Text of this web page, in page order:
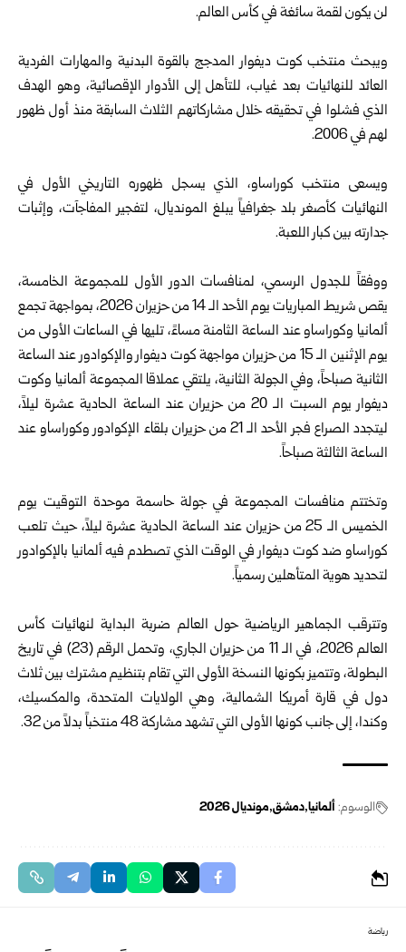
لن يكون لقمة سائغة في كأس العالم.
ويبحث منتخب كوت ديفوار المدجج بالقوة البدنية والمهارات الفردية
العائد للنهائيات بعد غياب، للتأهل إلى الأدوار الإقصائية، وهو الهدف
الذي فشلوا في تحقيقه خلال مشاركاتهم الثلاث السابقة منذ أول ظهور
لهم في 2006.
ويسعى منتخب كوراساو، الذي يسجل ظهوره التاريخي الأول في
النهائيات كأصغر بلد جغرافياً يبلغ المونديال، لتفجير المفاجآت، وإثبات
جدارته بين كبار اللعبة.
ووفقاً للجدول الرسمي، لمنافسات الدور الأول للمجموعة الخامسة،
يقص شريط المباريات يوم الأحد الـ 14 من حزيران 2026، بمواجهة تجمع
ألمانيا وكوراساو عند الساعة الثامنة مساءً، تليها في الساعات الأولى من
يوم الإثنين الـ 15 من حزيران مواجهة كوت ديفوار والإكوادور عند الساعة
الثانية صباحاً، وفي الجولة الثانية، يلتقي عملاقا المجموعة ألمانيا وكوت
ديفوار يوم السبت الـ 20 من حزيران عند الساعة الحادية عشرة ليلاً،
ليتجدد الصراع فجر الأحد الـ 21 من حزيران بلقاء الإكوادور وكوراساو عند
الساعة الثالثة صباحاً.
وتختتم منافسات المجموعة في جولة حاسمة موحدة التوقيت يوم
الخميس الـ 25 من حزيران عند الساعة الحادية عشرة ليلاً، حيث تلعب
كوراساو ضد كوت ديفوار في الوقت الذي تصطدم فيه ألمانيا بالإكوادور
لتحديد هوية المتأهلين رسمياً.
وتترقب الجماهير الرياضية حول العالم ضربة البداية لنهائيات كأس
العالم 2026، في الـ 11 من حزيران الجاري، وتحمل الرقم (23) في تاريخ
البطولة، وتتميز بكونها النسخة الأولى التي تقام بتنظيم مشترك بين ثلاث
دول في قارة أمريكا الشمالية، وهي الولايات المتحدة، والمكسيك،
وكندا، إلى جانب كونها الأولى التي تشهد مشاركة 48 منتخباً بدلاً من 32.
الوسوم: ألمانيا دمشق مونديال 2026
رياضة